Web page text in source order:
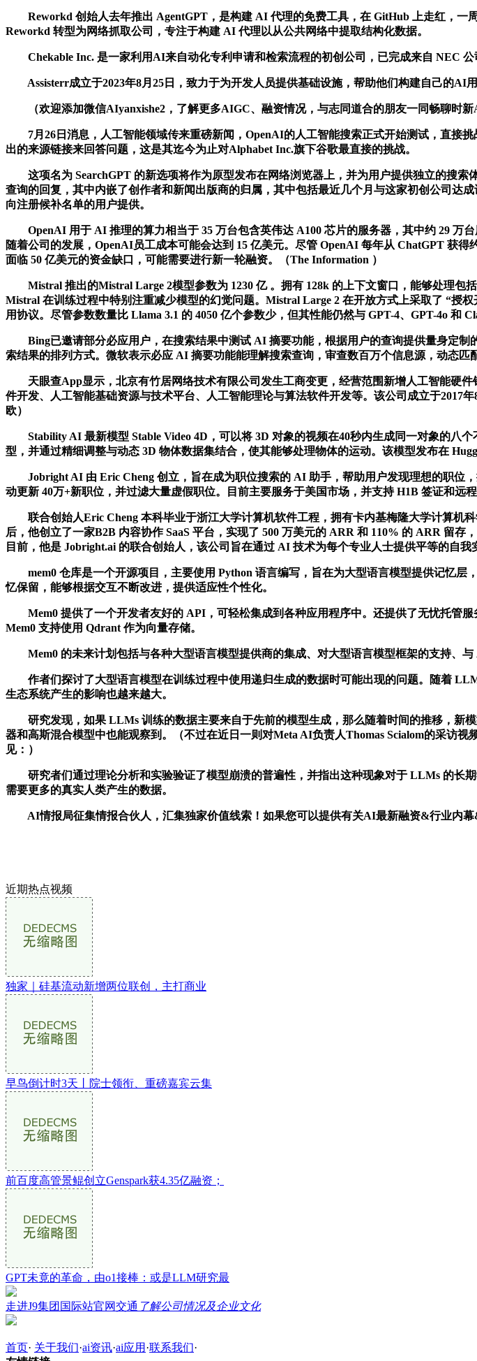
Reworkd 创始人去年推出 AgentGPT，是构建 AI 代理的免费工具，在 GitHub 上走红，一
Reworkd 转型为网络抓取公司，专注于构建 AI 代理以从公共网络中提取结构化数据。
Chekable Inc. 是一家利用AI来自动化专利申请和检索流程的初创公司，已完成来自 NEC 公
Assisterr成立于2023年8月25日，致力于为开发人员提供基础设施，帮助他们构建自己的AI
（欢迎添加微信AIyanxishe2，了解更多AIGC、融资情况，与志同道合的朋友一同畅聊时新
7月26日消息，人工智能领域传来重磅新闻，OpenAI的人工智能搜索正式开始测试，直接
出的来源链接来回答问题，这是其迄今为止对Alphabet Inc.旗下谷歌最直接的挑战。
这项名为 SearchGPT 的新选项将作为原型发布在网络浏览器上，并为用户提供独立的搜索
查询的回复，其中内嵌了创作者和新闻出版商的归属，其中包括最近几个月与这家初创公司达
向注册候补名单的用户提供。
OpenAI 用于 AI 推理的算力相当于 35 万台包含英伟达 A100 芯片的服务器，其中约 29 万
随着公司的发展，OpenAI员工成本可能会达到 15 亿美元。尽管 OpenAI 每年从 ChatGPT 获
面临 50 亿美元的资金缺口，可能需要进行新一轮融资。（The Information ）
Mistral 推出的Mistral Large 2模型参数为 1230 亿 。拥有 128k 的上下文窗口，能够处理包
Mistral 在训练过程中特别注重减少模型的幻觉问题。Mistral Large 2 在开放方式上采取了 “授
用协议。尽管参数数量比 Llama 3.1 的 4050 亿个参数少，但其性能仍然与 GPT-4、GPT-4o 和
Bing已邀请部分必应用户，在搜索结果中测试 AI 摘要功能，根据用户的查询提供量身定制
索结果的排列方式。微软表示必应 AI 摘要功能能理解搜索查询，审查数百万个信息源，动态
天眼查App显示，北京有竹居网络技术有限公司发生工商变更，经营范围新增人工智能硬件
件开发、人工智能基础资源与技术平台、人工智能理论与算法软件开发等。该公司成立于2017
欧）
Stability AI 最新模型 Stable Video 4D，可以将 3D 对象的视频在40秒内生成同一对象的八个
型，并通过精细调整与动态 3D 物体数据集结合，使其能够处理物体的运动。该模型发布在
Jobright AI 由 Eric Cheng 创立，旨在成为职位搜索的 AI 助手，帮助用户发现理想的职位
动更新 40万+新职位，并过滤大量虚假职位。目前主要服务于美国市场，并支持 H1B 签证和远程
联合创始人Eric Cheng 本科毕业于浙江大学计算机软件工程，拥有卡内基梅隆大学计算机
后，他创立了一家B2B 内容协作 SaaS 平台，实现了 500 万美元的 ARR 和 110% 的 ARR 留
目前，他是 Jobright.ai 的联合创始人，该公司旨在通过 AI 技术为每个专业人士提供平等的自我
mem0 仓库是一个开源项目，主要使用 Python 语言编写，旨在为大型语言模型提供记忆层
忆保留，能够根据交互不断改进，提供适应性个性化。
Mem0 提供了一个开发者友好的 API，可轻松集成到各种应用程序中。还提供了无忧托管服
Mem0 支持使用 Qdrant 作为向量存储。
Mem0 的未来计划包括与各种大型语言模型提供商的集成、对大型语言模型框架的支持、与
作者们探讨了大型语言模型在训练过程中使用递归生成的数据时可能出现的问题。随着
生态系统产生的影响也越来越大。
研究发现，如果 LLMs 训练的数据主要来自于先前的模型生成，那么随着时间的推移，新
器和高斯混合模型中也能观察到。（不过在近日一则对Meta AI负责人Thomas Scialom的采访
见：）
研究者们通过理论分析和实验验证了模型崩溃的普遍性，并指出这种现象对于 LLMs 的长
需要更多的真实人类产生的数据。
AI情报局征集情报合伙人，汇集独家价值线索！如果您可以提供有关AI最新融资&行业内幕
近期热点视频
独家｜硅基流动新增两位联创，主打商业
早鸟倒计时3天丨院士领衔、重磅嘉宾云集
前百度高管景鲲创立Genspark获4.35亿融资；
GPT未竟的革命，由o1接棒：或是LLM研究最
走进J9集团国际站官网交通 了解公司情况及企业文化
首页· 关于我们·ai资讯·ai应用 ·联系我们·